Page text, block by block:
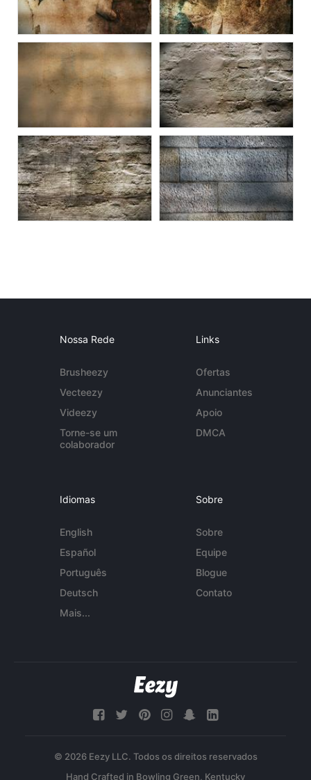
Nossa Rede
Brusheezy
Vecteezy
Videezy
Torne-se um
colaborador
Links
Ofertas
Anunciantes
Apoio
DMCA
Idiomas
English
Español
Português
Deutsch
Mais...
Sobre
Sobre
Equipe
Blogue
Contato
© 2026 Eezy LLC. Todos os direitos reservados